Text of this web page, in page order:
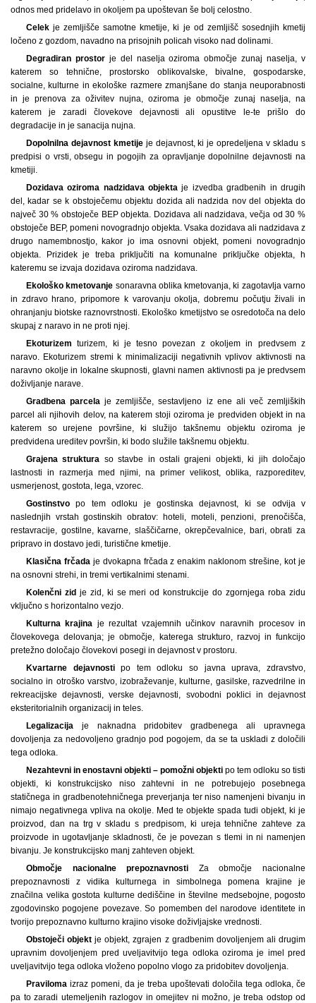
odnos med pridelavo in okoljem pa upoštevan še bolj celostno.
Celekje zemljišče samotne kmetije, ki je od zemljišč sosednjih kmetij
ločeno z gozdom, navadno na prisojnih policah visoko nad dolinami.
Degradiran prostorje del naselja oziroma območje zunaj naselja, v
katerem so tehnične, prostorsko oblikovalske, bivalne, gospodarske,
socialne, kulturne in ekološke razmere zmanjšane do stanja neuporabnosti
in je prenova za oživitev nujna, oziroma je območje zunaj naselja, na
katerem je zaradi človekove dejavnosti ali opustitve le-te prišlo do
degradacije in je sanacija nujna.
Dopolnilna dejavnost kmetijeje dejavnost, ki je opredeljena v skladu s
predpisi o vrsti, obsegu in pogojih za opravljanje dopolnilne dejavnosti na
kmetiji.
Dozidava oziroma nadzidava objekta je izvedba gradbenih in drugih
del, kadar se k obstoječemu objektu dozida ali nadzida nov del objekta do
največ 30 % obstoječe BEP objekta. Dozidava ali nadzidava, večja od 30 %
obstoječe BEP, pomeni novogradnjo objekta. Vsaka dozidava ali nadzidava z
drugo namembnostjo, kakor jo ima osnovni objekt, pomeni novogradnjo
objekta. Prizidek je treba priključiti na komunalne priključke objekta, h
kateremu se izvaja dozidava oziroma nadzidava.
Ekološko kmetovanje sonaravna oblika kmetovanja, ki zagotavlja varno
in zdravo hrano, pripomore k varovanju okolja, dobremu počutju živali in
ohranjanju biotske raznovrstnosti. Ekološko kmetijstvo se osredotoča na delo
skupaj z naravo in ne proti njej.
Ekoturizemturizem, ki je tesno povezan z okoljem in predvsem z
naravo. Ekoturizem stremi k minimalizaciji negativnih vplivov aktivnosti na
naravno okolje in lokalne skupnosti, glavni namen aktivnosti pa je predvsem
doživljanje narave.
Gradbena parcelaje zemljišče, sestavljeno iz ene ali več zemljiških
parcel ali njihovih delov, na katerem stoji oziroma je predviden objekt in na
katerem so urejene površine, ki služijo takšnemu objektu oziroma je
predvidena ureditev površin, ki bodo služile takšnemu objektu.
Grajena struktura so stavbe in ostali grajeni objekti, ki jih določajo
lastnosti in razmerja med njimi, na primer velikost, oblika, razporeditev,
usmerjenost, gostota, lega, vzorec.
Gostinstvopo tem odloku je gostinska dejavnost, ki se odvija v
naslednjih vrstah gostinskih obratov: hoteli, moteli, penzioni, prenočišča,
restavracije, gostilne, kavarne, slaščičarne, okrepčevalnice, bari, obrati za
pripravo in dostavo jedi, turistične kmetije.
Klasična frčada je dvokapna frčada z enakim naklonom strešine, kot je
na osnovni strehi, in tremi vertikalnimi stenami.
Kolenčni zid je zid, ki se meri od konstrukcije do zgornjega roba zidu
vključno s horizontalno vezjo.
Kulturna krajina je rezultat vzajemnih učinkov naravnih procesov in
človekovega delovanja; je območje, katerega strukturo, razvoj in funkcijo
pretežno določajo človekovi posegi in dejavnost v prostoru.
Kvartarne dejavnostipo tem odloku so javna uprava, zdravstvo,
socialno in otroško varstvo, izobraževanje, kulturne, gasilske, razvedrilne in
rekreacijske dejavnosti, verske dejavnosti, svobodni poklici in dejavnost
eksteritorialnih organizacij in teles.
Legalizacija je naknadna pridobitev gradbenega ali upravnega
dovoljenja za nedovoljeno gradnjo pod pogojem, da se ta uskladi z določili
tega odloka.
Nezahtevni in enostavni objekti – pomožni objekti po tem odloku so tisti
objekti, ki konstrukcijsko niso zahtevni in ne potrebujejo posebnega
statičnega in gradbenotehničnega preverjanja ter niso namenjeni bivanju in
nimajo negativnega vpliva na okolje. Med te objekte spada tudi objekt, ki je
proizvod, dan na trg v skladu s predpisom, ki ureja tehnične zahteve za
proizvode in ugotavljanje skladnosti, če je povezan s tlemi in ni namenjen
bivanju. Je konstrukcijsko manj zahteven objekt.
Območje nacionalne prepoznavnosti Za območje nacionalne
prepoznavnosti z vidika kulturnega in simbolnega pomena krajine je
značilna velika gostota kulturne dediščine in številne medsebojne, pogosto
zgodovinsko pogojene povezave. So pomemben del narodove identitete in
tvorijo prepoznavno kulturno krajino visoke doživljajske vrednosti.
Obstoječi objekt je objekt, zgrajen z gradbenim dovoljenjem ali drugim
upravnim dovoljenjem pred uveljavitvijo tega odloka oziroma je imel pred
uveljavitvijo tega odloka vloženo popolno vlogo za pridobitev dovoljenja.
Pravilomaizraz pomeni, da je treba upoštevati določila tega odloka, če
pa to zaradi utemeljenih razlogov in omejitev ni možno, je treba odstop od